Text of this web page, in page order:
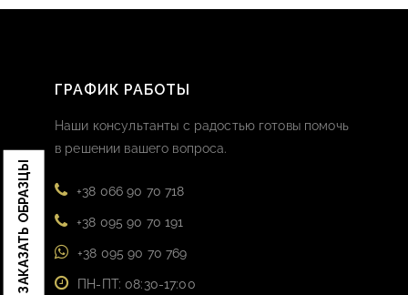
ЗАКАЗАТЬ ОБРАЗЦЫ
ГРАФИК РАБОТЫ
Наши консультанты с радостью готовы помочь
в решении вашего вопроса.
+38 066 90 70 718
+38 095 90 70 191
+38 095 90 70 769
ПН-ПТ: 08:30-17:00